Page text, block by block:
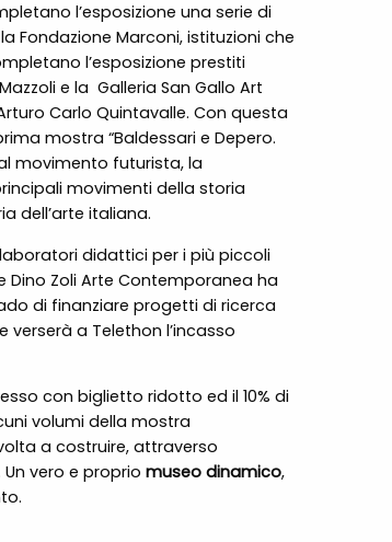
l’esposizione una serie di
Fondazione Marconi, istituzioni che
l’esposizione prestiti
e la Galleria San Gallo Art
Carlo Quintavalle. Con questa
mostra “Baldessari e Depero.
movimento futurista, la
movimenti della storia
dell’arte italiana.
didattici per i più piccoli
Dino Zoli Arte Contemporanea ha
di finanziare progetti di ricerca
a Telethon l’incasso
con biglietto ridotto ed il 10% di
volumi della mostra
a costruire, attraverso
vero e proprio museo dinamico,